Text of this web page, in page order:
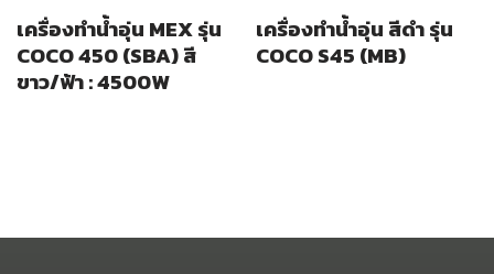
เครื่องทำน้ำอุ่น MEX รุ่น
COCO 450 (SBA) สี
ขาว/ฟ้า : 4500W
เครื่องทำน้ำอุ่น สีดำ รุ่น
COCO S45 (MB)